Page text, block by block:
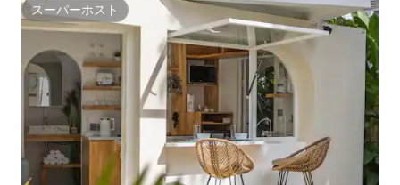
スーパーホスト
スーパーホスト